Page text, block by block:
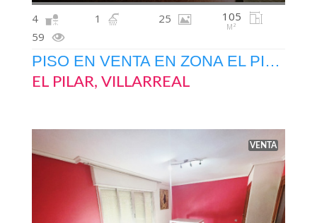
PISO EN VENTA EN ZONA EL PILAR
EL PILAR, VILLARREAL
4 1 25 105
M²
59
VENTA